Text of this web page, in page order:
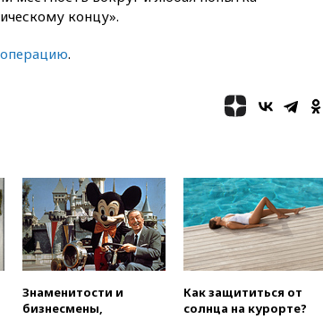
законопроект об отмене ЕГЭ
19:35
WP: Трамп призвал
доноров-республиканцев
поддержать Вэнса на выборах
2028 года
19:20
Число ломбардов в РФ
концу».
.
Знаменитости и
бизнесмены,
Как защититься от
солнца на курорте?